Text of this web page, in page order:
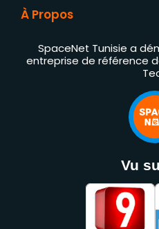
À Propos
SpaceNet Tunisie a
entreprise de référence
Vu